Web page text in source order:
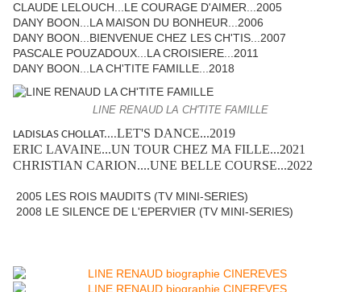
CLAUDE LELOUCH...LE COURAGE D'AIMER...2005
DANY BOON...LA MAISON DU BONHEUR...2006
DANY BOON...BIENVENUE CHEZ LES CH'TIS...2007
PASCALE POUZADOUX...LA CROISIERE...2011
DANY BOON...LA CH'TITE FAMILLE...2018
LINE RENAUD LA CH'TITE FAMILLE
LADISLAS CHOLLAT....LET'S DANCE...2019
ERIC LAVAINE...UN TOUR CHEZ MA FILLE...2021
CHRISTIAN CARION....UNE BELLE COURSE...2022
2005 LES ROIS MAUDITS (TV MINI-SERIES)
2008 LE SILENCE DE L'EPERVIER (TV MINI-SERIES)